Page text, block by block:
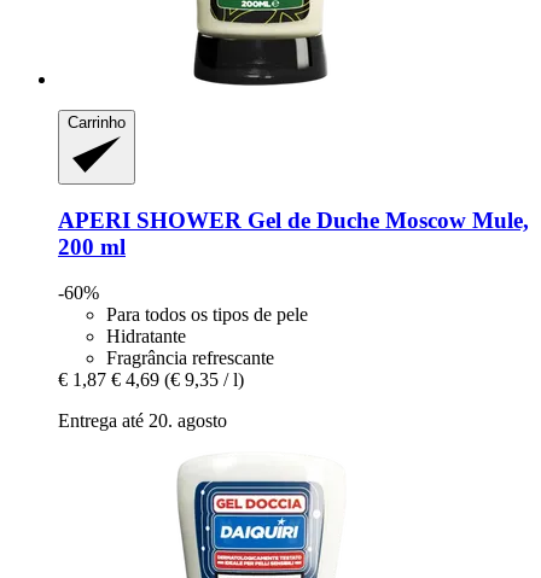
Carrinho
APERI SHOWER Gel de Duche Moscow Mule,
200 ml
-60%
Para todos os tipos de pele
Hidratante
Fragrância refrescante
€ 1,87 € 4,69 (€ 9,35 / l)
Entrega até 20. agosto